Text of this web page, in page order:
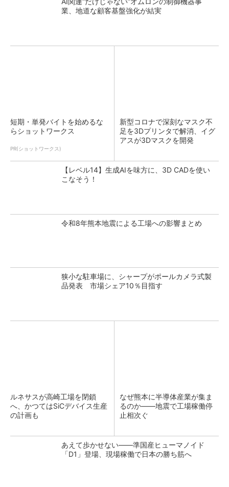
業、地道な顧客基盤強化が結実
短期・単発バイトを始めるな
らショットワークス
PR(ショットワークス)
新型コロナで深刻なマスク不
足を3Dプリンタで解消、イグ
アスが3Dマスクを開発
【レベル14】生成AIを味方に、3D CADを使い
こなそう！
令和8年熊本地震による工場への影響まとめ
狭小な駐車場に、シャープがポールカメラ式製
品発表 市場シェア10％目指す
ルネサスが高崎工場を閉鎖
へ、かつてはSiCデバイス生産
の計画も
なぜ熊本に半導体産業が集ま
るのか――地震で工場稼働停
止相次ぐ
あえて歩かせない――準国産ヒューマノイド
「D1」登場、現場稼働で日本の勝ち筋へ